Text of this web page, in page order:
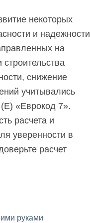
некоторых
и надежности
на
снижение
учитывались
«Еврокод 7».
расчета и
уверенности в
расчет